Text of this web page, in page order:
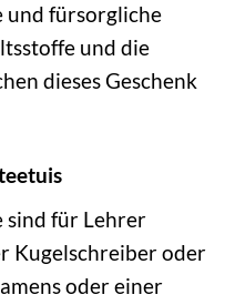
und fürsorgliche
und die
dieses Geschenk
sind für Lehrer
Kugelschreiber oder
oder einer